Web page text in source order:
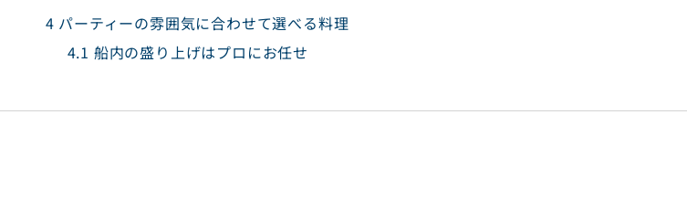
4 パーティーの雰囲気に合わせて選べる料理
4.1 船内の盛り上げはプロにお任せ